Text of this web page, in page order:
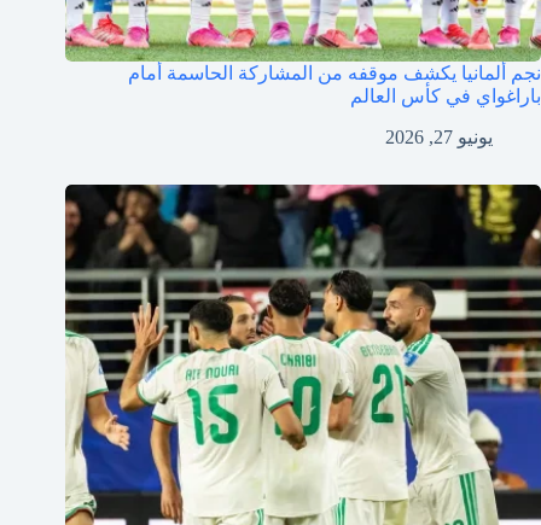
نجم ألمانيا يكشف موقفه من المشاركة الحاسمة أمام
باراغواي في كأس العالم
يونيو 27, 2026